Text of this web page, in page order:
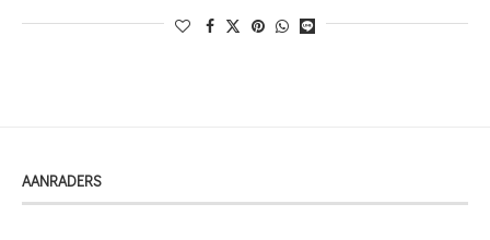
AANRADERS